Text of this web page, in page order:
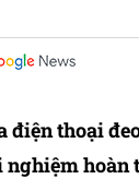
điện thoại
hoàn